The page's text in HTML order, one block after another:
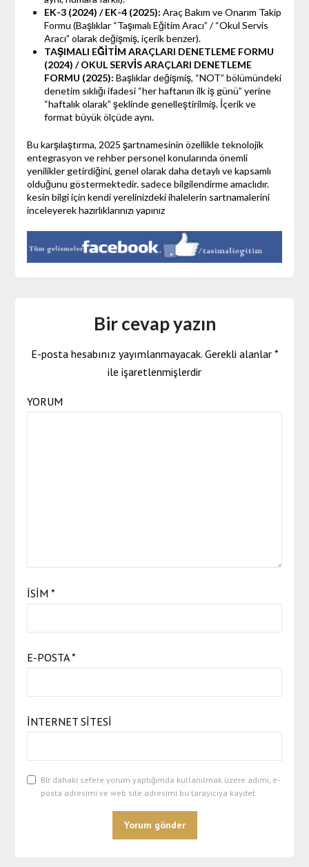
EK-3 (2024) / EK-4 (2025): Araç Bakım ve Onarım Takip
Formu (Başlıklar “Taşımalı Eğitim Aracı” / “Okul Servis
Aracı” olarak değişmiş, içerik benzer).
TAŞIMALI EĞİTİM ARAÇLARI DENETLEME FORMU
(2024) / OKUL SERVİS ARAÇLARI DENETLEME
FORMU (2025): Başlıklar değişmiş, “NOT” bölümündeki
denetim sıklığı ifadesi “her haftanın ilk iş günü” yerine
“haftalık olarak” şeklinde genelleştirilmiş. İçerik ve
format büyük ölçüde aynı.
Bu karşılaştırma, 2025 şartnamesinin özellikle teknolojik
entegrasyon ve rehber personel konularında önemli
yenilikler getirdiğini, genel olarak daha detaylı ve kapsamlı
olduğunu göstermektedir. sadece bilgilendirme amaclıdır.
kesin bilgi için kendi yerelinizdeki ihalelerin sartnamalerini
inceleyerek hazırlıklarınızı yapınız
Bir cevap yazın
E-posta hesabınız yayımlanmayacak. Gerekli alanlar *
ile işaretlenmişlerdir
YORUM
İSIM *
E-POSTA*
İNTERNET SITESI
Bir dahaki sefere yorum yaptığımda kullanılmak üzere adımı, e-
posta adresimi ve web site adresimi bu tarayıcıya kaydet.